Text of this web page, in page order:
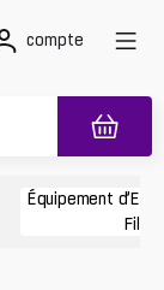
compte
Équipement
Fil